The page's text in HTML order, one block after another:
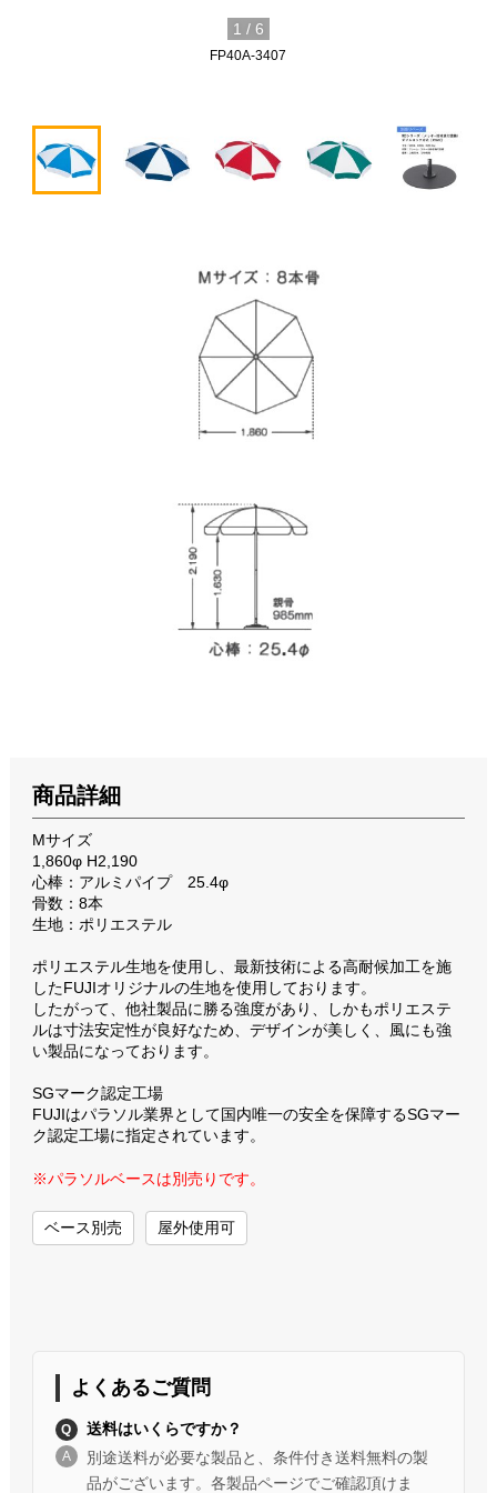
FP40A-3407
1 / 6
商品詳細
Mサイズ
1,860φ H2,190
心棒：アルミパイプ 25.4φ
骨数：8本
生地：ポリエステル
ポリエステル生地を使用し、最新技術による高耐候加工を施
したFUJIオリジナルの生地を使用しております。
したがって、他社製品に勝る強度があり、しかもポリエステ
ルは寸法安定性が良好なため、デザインが美しく、風にも強
い製品になっております。
SGマーク認定工場
FUJIはパラソル業界として国内唯一の安全を保障するSGマー
ク認定工場に指定されています。
※パラソルベースは別売りです。
ベース別売 屋外使用可
よくあるご質問
送料はいくらですか？
別途送料が必要な製品と、条件付き送料無料の製
品がございます。各製品ページでご確認頂けま